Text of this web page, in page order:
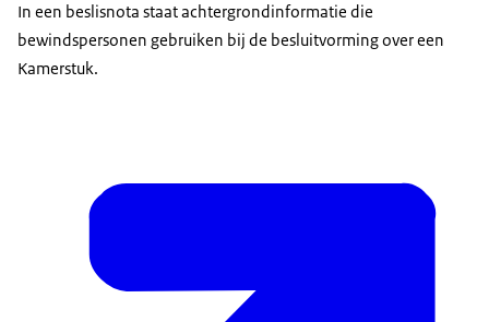
In een beslisnota staat achtergrondinformatie die
bewindspersonen gebruiken bij de besluitvorming over een
Kamerstuk.